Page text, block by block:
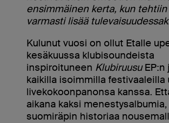
ensimmäinen kerta, kun
varmasti lisää
Kulunut vuosi on ollut Etalle
kesäkuussa klubisoundeista
inspiroituneen KlubiruusuEP:n
kaikilla isoimmilla festivaaleilla
livekokoonpanonsa kanssa.
aikana kaksi
suomiräpin historiaa